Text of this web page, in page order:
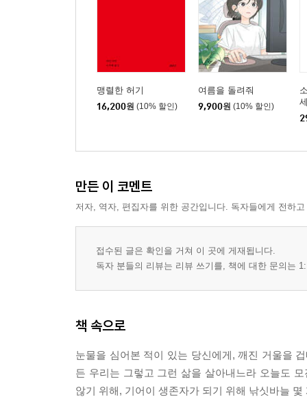
맹렬한 허기
16,200원 (10% 할인)
여름을 돌려줘
9,900원 (10% 할인)
만든 이 코멘트
저자, 역자, 편집자를 위한 공간입니다. 독자들에게 전하
접수된 글은 확인을 거쳐 이 곳에 게재됩니다.
독자 분들의 리뷰는 리뷰 쓰기를, 책에 대한 문의는
책 속으로
눈물을 심어본 적이 있는 당신에게, 깨진 거울을
든 우리는 그렇고 그런 삶을 살아내느라 오늘도
않기 위해, 기어이 생존자가 되기 위해 낚싯바늘